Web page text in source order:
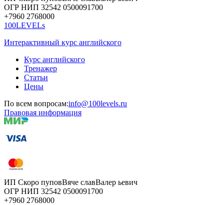
ОГР НИП 32542 0500091700
+7960 2768000
100LEVELs
Интерактивный курс английского
Курс английского
Тренажер
Статьи
Цены
По всем вопросам:info@100levels.ru
Правовая информация
ИП Скоро пуповВяче славВалер ьевич
ОГР НИП 32542 0500091700
+7960 2768000